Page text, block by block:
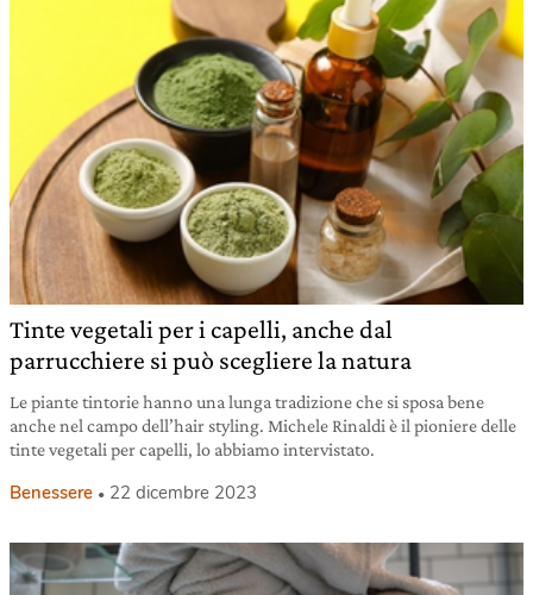
Tinte vegetali per i capelli, anche dal
parrucchiere si può scegliere la natura
Le piante tintorie hanno una lunga tradizione che si sposa bene
anche nel campo dell’hair styling. Michele Rinaldi è il pioniere delle
tinte vegetali per capelli, lo abbiamo intervistato.
Benessere 22 dicembre 2023